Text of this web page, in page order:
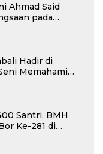
Ahmad Said
pada
Hadir di
Memahami
Santri, BMH
Ke-281 di